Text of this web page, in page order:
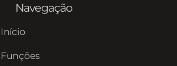
Navegação
Início
Funções